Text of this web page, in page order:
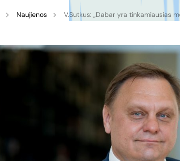
Naujienos V.Sutkus: „Dabar yra tinkamiausias